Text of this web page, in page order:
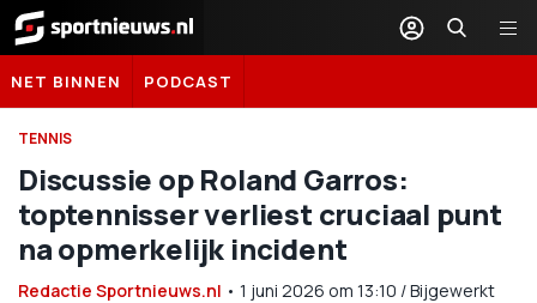
Sportnieuws.nl
NET BINNEN PODCAST
TENNIS
Discussie op Roland Garros:
toptennisser verliest cruciaal punt
na opmerkelijk incident
Redactie Sportnieuws.nl • 1 juni 2026 om 13:10 /Bijgewerkt